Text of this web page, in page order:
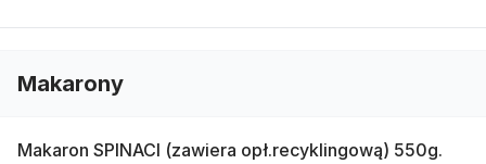
Makarony
Makaron SPINACI (zawiera opł.recyklingową) 550g.